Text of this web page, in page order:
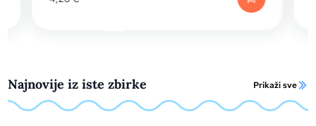
Najnovije iz iste zbirke Prikaži sve